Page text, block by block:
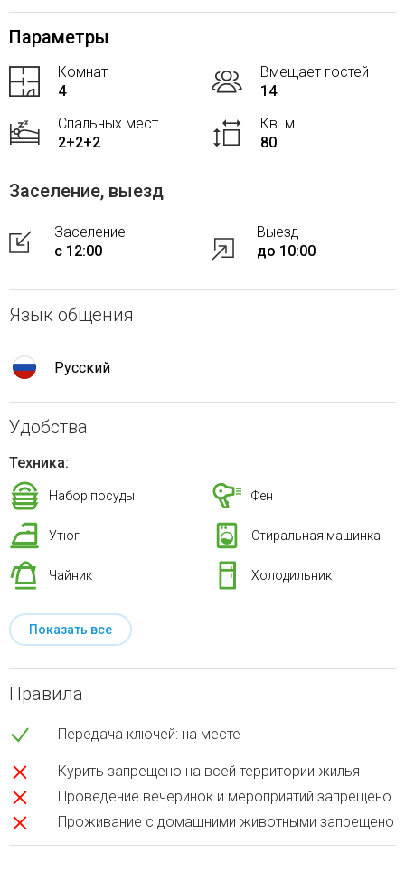
Параметры
Комнат
4
Вмещает гостей
14
Спальных мест
2+2+2
Кв. м.
80
Заселение, выезд
Заселение
с 12:00
Выезд
до 10:00
Язык общения
Русский
Удобства
Техника:
Набор посуды Фен
Утюг Стиральная машинка
Чайник Холодильник
Показать все
Правила
Передача ключей: на месте
Курить запрещено на всей территории жилья
Проведение вечеринок и мероприятий запрещено
Проживание с домашними животными запрещено